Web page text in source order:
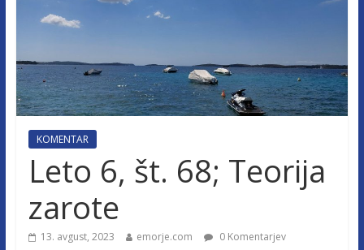
KOMENTAR
Leto 6, št. 68; Teorija
zarote
13. avgust, 2023 emorje.com 0 Komentarjev